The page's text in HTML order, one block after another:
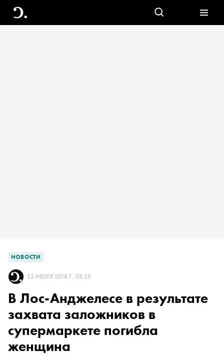
НОВОСТИ
22 ИЮЛЯ 2018 Г., 08:23
В Лос-Анджелесе в результате
захвата заложников в
супермаркете погибла
женщина